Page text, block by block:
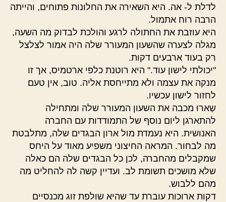
לדלת ל- אה. היא השאירה את החלונות פתוחים, והייתה
הרבה רוח אתמול.
היא עוזבת את החתולה לרגע והולכת לבדוק מה השעה,
מגלה לצערה שהשעון המעורר שלה היה אמור לצלצל
רק בעוד ארבעים דקות.
"יכולתי לישון עוד." היא רוטנת כלפי ארטמיס, אך זו
מנקה את עצמה ולא מתייחסת אליה. טוב, אין טעם
לחזור לישון עכשיו.
שַארוּ מכבה את השעון המעורר שלה ומתחילה
להתארגן ליום נוסף של התמודדות עם החברה
האנושית. היא נעמדת מול ארון הבגדים שלה, מתלבטת
מה לבחור. המראה החיצוני משפיע מאוד על היחס
שמקבלים מהחברה, לכן כל הבגדים שלה הם כאלה
שלא מושכים תשומת לב. ועדיין קשה לה להחליט מה
מהם ללבוש.
דקות ארוכות עוברת עד שהיא שולפת זוג מכנסיים